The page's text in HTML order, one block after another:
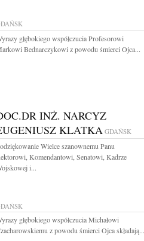
głębokiego współczucia Profesorowi
Bednarczykowi z powodu śmierci Ojca...
INŻ. NARCYZ
KLATKA GDAŃSK
Wielce szanownemu Panu
Komendantowi, Senatowi, Kadrze
i...
głębokiego współczucia Michałowi
z powodu śmierci Ojca składają...